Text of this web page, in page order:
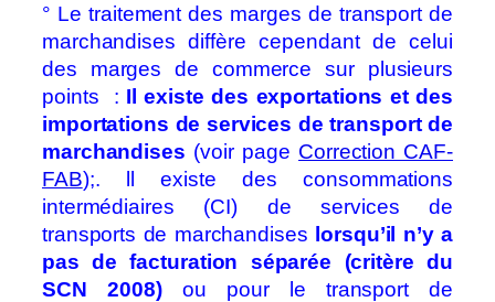
° Le traitement des marges de transport de
marchandises diffère cependant de celui
des marges de commerce sur plusieurs
points : Il existe des exportations et des
importations de services de transport de
marchandises (voir page Correction CAF-
FAB);. ll existe des consommations
intermédiaires (CI) de services de
transports de marchandises lorsqu’il n’y a
pas de facturation séparée (critère du
SCN 2008)ou pour le transport de